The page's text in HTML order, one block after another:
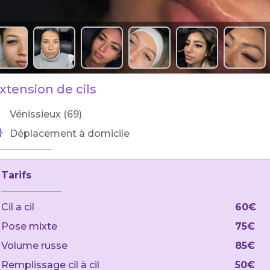
de cils
Vénissieux (69)
Déplacement à domicile
Tarifs
Cil a cil
60€
Pose mixte
75€
Volume russe
85€
Remplissage cil à cil
50€